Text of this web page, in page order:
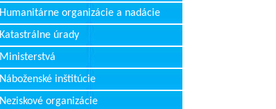
Humanitárne organizácie a nadácie
Katastrálne úrady
Ministerstvá
Náboženské inštitúcie
Neziskové organizácie